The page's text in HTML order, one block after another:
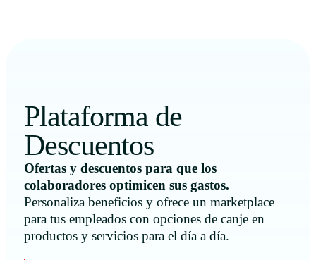
Plataforma de
Descuentos
Ofertas y descuentos para que los
colaboradores optimicen sus gastos.
Personaliza beneficios y ofrece un marketplace
para tus empleados con opciones de canje en
productos y servicios para el día a día.